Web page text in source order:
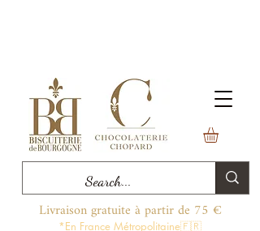
Livraison gratuite à partir de 75 €
*En France Métropolitaine🇫🇷